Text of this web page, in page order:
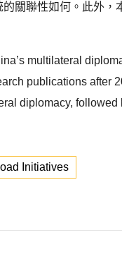
關聯性如何。此外，
multilateral
publications after
diplomacy, followed
Initiatives